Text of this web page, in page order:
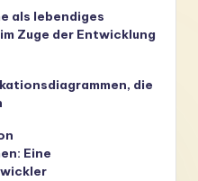
als lebendiges
Zuge der Entwicklung
die
Eine